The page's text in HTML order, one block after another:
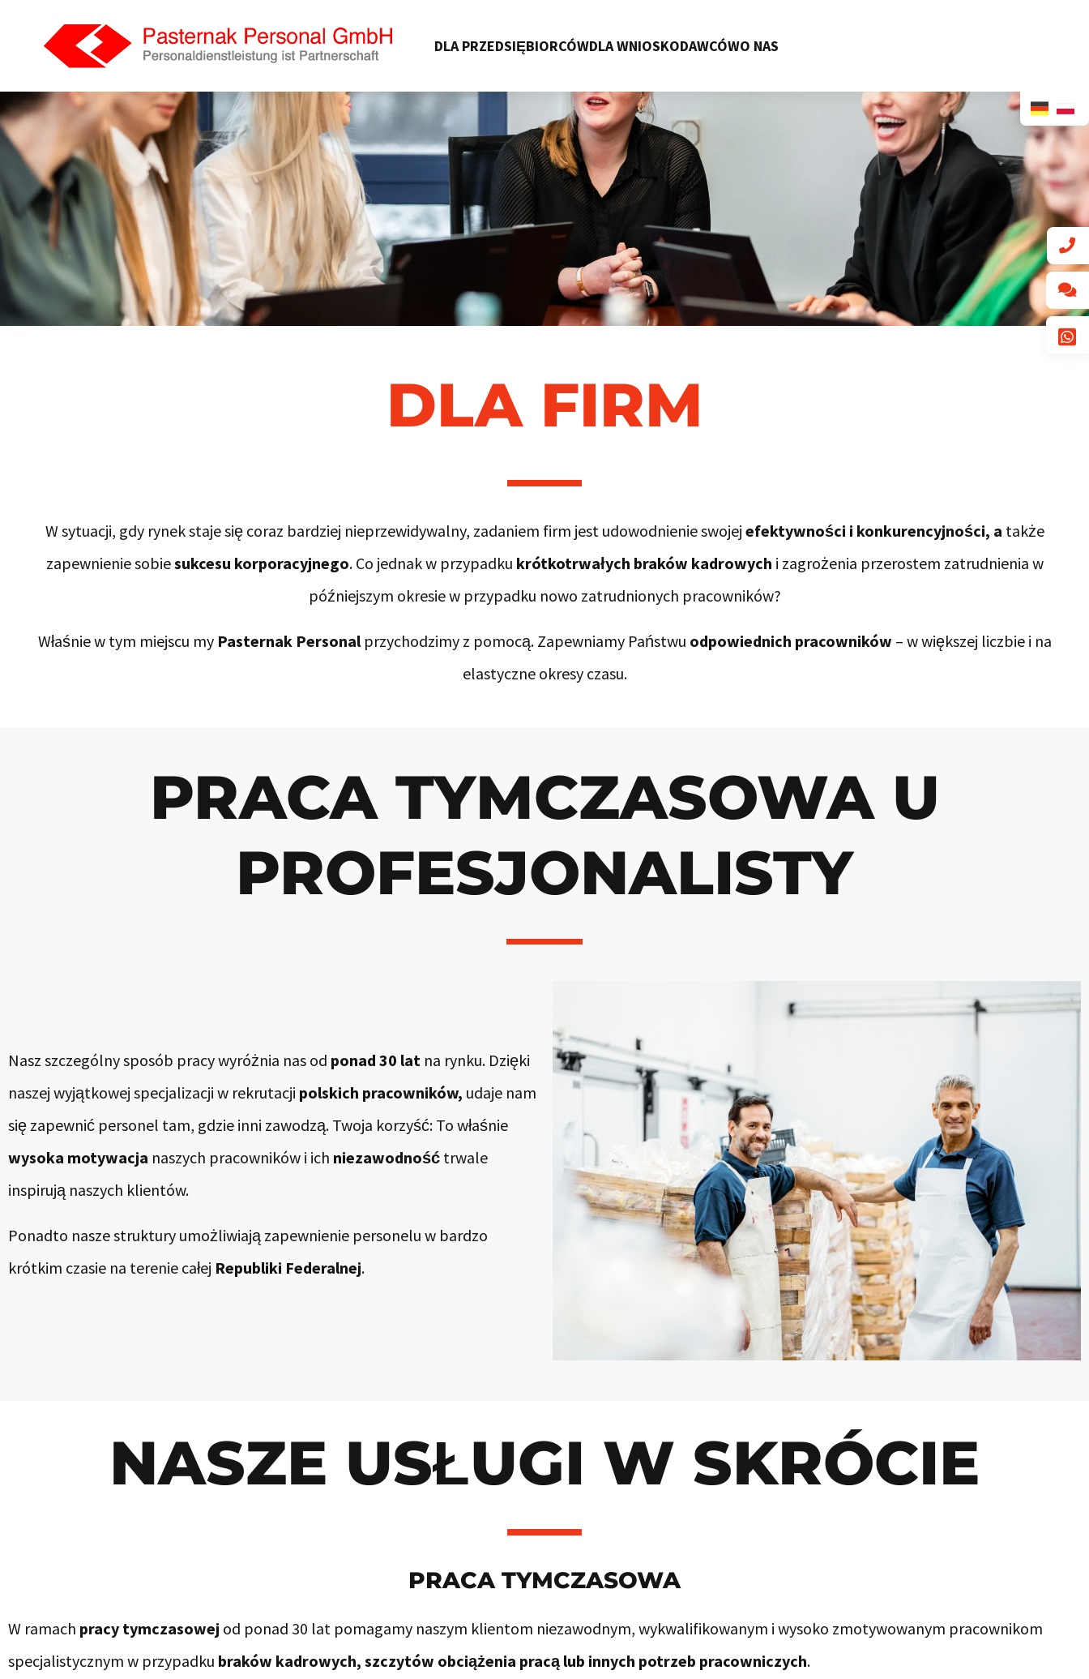
DLA PRZEDSIĘBIORCÓWDLA WNIOSKODAWCÓWO NAS
DLA FIRM
W sytuacji, gdy rynek staje się coraz bardziej nieprzewidywalny, zadaniem firm jest udowodnienie swojej efektywności i konkurencyjności, a także
zapewnienie sobiesukcesu korporacyjnego. Co jednak w przypadku krótkotrwałych braków kadrowych i zagrożenia przerostem zatrudnienia w
późniejszym okresie w przypadku nowo zatrudnionych pracowników?
Właśnie w tym miejscu my Pasternak Personalprzychodzimy z pomocą. Zapewniamy Państwu odpowiednich pracowników – w większej liczbie i na
elastyczne okresy czasu.
PRACA TYMCZASOWA U
PROFESJONALISTY
Nasz szczególny sposób pracy wyróżnia nas od ponad 30 lat na rynku. Dzięki
naszej wyjątkowej specjalizacji w rekrutacji polskich pracowników, udaje nam
się zapewnić personel tam, gdzie inni zawodzą. Twoja korzyść: To właśnie
wysoka motywacja naszych pracowników i ich niezawodność trwale
inspirują naszych klientów.
Ponadto nasze struktury umożliwiają zapewnienie personelu w bardzo
krótkim czasie na terenie całej Republiki Federalnej.
NASZE USŁUGI W SKRÓCIE
PRACA TYMCZASOWA
W ramach pracy tymczasowej od ponad 30 lat pomagamy naszym klientom niezawodnym, wykwalifikowanym i wysoko zmotywowanym pracownikom
specjalistycznym w przypadku braków kadrowych, szczytów obciążenia pracą lub innych potrzeb pracowniczych.